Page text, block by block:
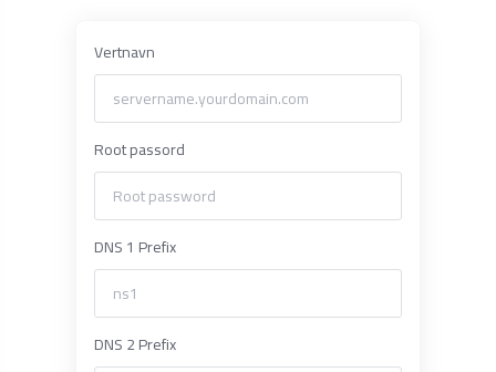
Vertnavn
Root passord
DNS 1 Prefix
DNS 2 Prefix